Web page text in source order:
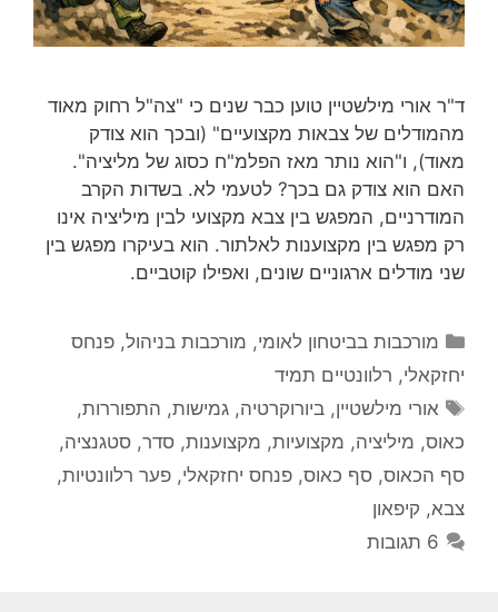
ד"ר אורי מילשטיין טוען כבר שנים כי "צה"ל רחוק מאוד
מהמודלים של צבאות מקצועיים" (ובכך הוא צודק
מאוד), ו"הוא נותר מאז הפלמ"ח כסוג של מליציה".
האם הוא צודק גם בכך? לטעמי לא. בשדות הקרב
המודרניים, המפגש בין צבא מקצועי לבין מיליציה אינו
רק מפגש בין מקצוענות לאלתור. הוא בעיקרו מפגש בין
שני מודלים ארגוניים שונים, ואפילו קוטביים.
קטגוריות
מורכבות בביטחון לאומי, מורכבות בניהול,פנחס
יחזקאלי, רלוונטיים תמיד
תגיות
אורי מילשטיין,ביורוקרטיה,גמישות, התפוררות,
כאוס, מיליציה, מקצועיות, מקצוענות, סדר, סטגנציה,
סף הכאוס, סף כאוס, פנחס יחזקאלי, פער רלוונטיות,
צבא, קיפאון
6 תגובות